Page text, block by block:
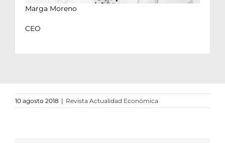
Marga Moreno
CEO
10 agosto 2018 | Revista Actualidad Económica